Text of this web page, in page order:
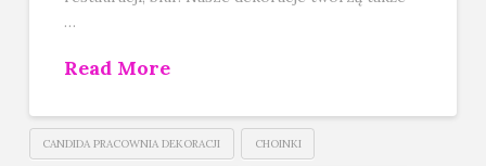
…
Read More
CANDIDA PRACOWNIA DEKORACJI CHOINKI